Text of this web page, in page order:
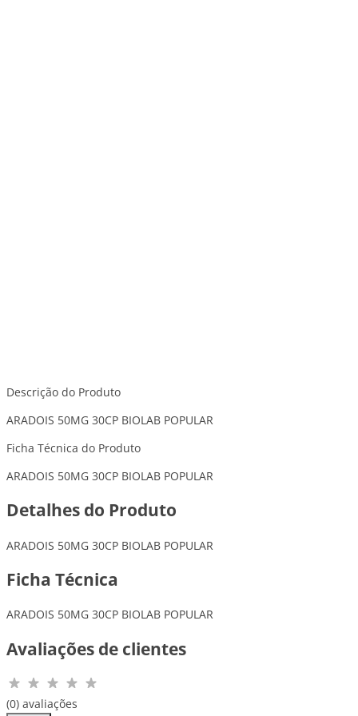
Descrição do Produto
ARADOIS 50MG 30CP BIOLAB POPULAR
Ficha Técnica do Produto
ARADOIS 50MG 30CP BIOLAB POPULAR
Detalhes do Produto
ARADOIS 50MG 30CP BIOLAB POPULAR
Ficha Técnica
ARADOIS 50MG 30CP BIOLAB POPULAR
Avaliações de clientes
(0) avaliações